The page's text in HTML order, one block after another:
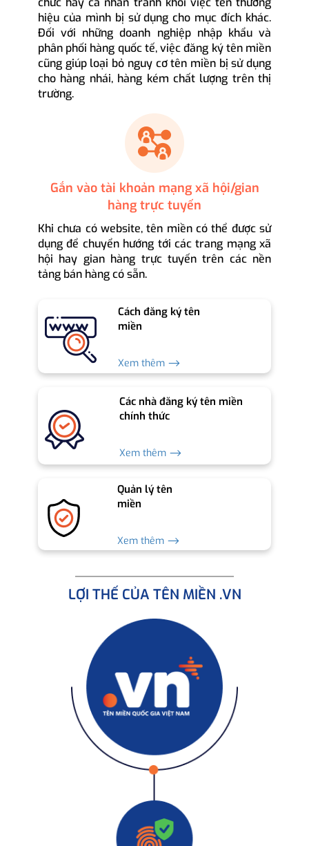
hiệu của mình bị sử dụng cho mục đích khác.
Đối với những doanh nghiệp nhập khẩu và
phân phối hàng quốc tế, việc đăng ký tên miền
cũng giúp loại bỏ nguy cơ tên miền bị sử dụng
cho hàng nhái, hàng kém chất lượng trên thị
trường.
Gắn vào tài khoản mạng xã hội/gian
hàng trực tuyến
Khi chưa có website, tên miền có thể được sử
dụng để chuyển hướng tới các trang mạng xã
hội hay gian hàng trực tuyến trên các nền
tảng bán hàng có sẵn.
Cách đăng ký tên
miền
Xem thêm ⟶
Các nhà đăng ký tên miền
chính thức
Xem thêm ⟶
Quản lý tên
miền
Xem thêm ⟶
LỢI THẾ CỦA TÊN MIỀN .VN